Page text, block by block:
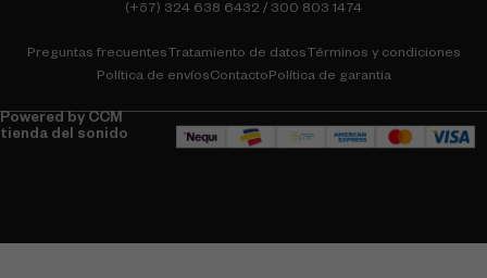
(+57) 324 638 6432 / 300 803 1474
Preguntas frecuentesTratamiento de datosTérminos y condiciones
Política de envíosContactoPolítica de garantia
Powered by CCM
tienda del sonido